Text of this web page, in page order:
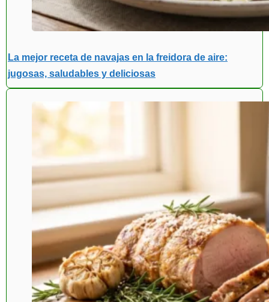
La mejor receta de navajas en la freidora de aire:
jugosas, saludables y deliciosas